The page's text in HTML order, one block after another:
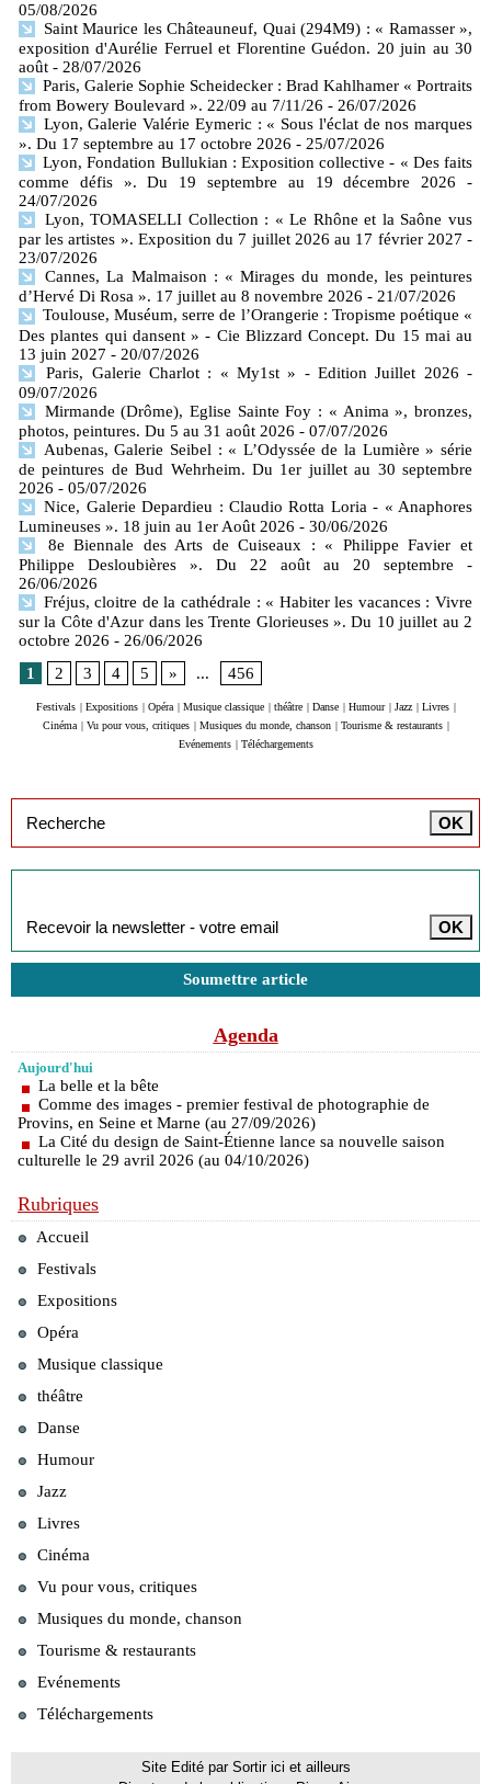
05/08/2026
Saint Maurice les Châteauneuf, Quai (294M9) : « Ramasser »,
exposition d'Aurélie Ferruel et Florentine Guédon. 20 juin au 30
août - 28/07/2026
Paris, Galerie Sophie Scheidecker : Brad Kahlhamer « Portraits
from Bowery Boulevard ». 22/09 au 7/11/26 - 26/07/2026
Lyon, Galerie Valérie Eymeric : « Sous l'éclat de nos marques
». Du 17 septembre au 17 octobre 2026 - 25/07/2026
Lyon, Fondation Bullukian : Exposition collective - « Des faits
comme défis ». Du 19 septembre au 19 décembre 2026
-
24/07/2026
Lyon, TOMASELLI Collection : « Le Rhône et la Saône vus
par les artistes ». Exposition du 7 juillet 2026 au 17 février 2027 -
23/07/2026
Cannes, La Malmaison : « Mirages du monde, les peintures
d’Hervé Di Rosa ». 17 juillet au 8 novembre 2026 - 21/07/2026
Toulouse, Muséum, serre de l’Orangerie : Tropisme poétique «
Des plantes qui dansent » - Cie Blizzard Concept. Du 15 mai au
13 juin 2027 - 20/07/2026
Paris, Galerie Charlot : « My1st » - Edition Juillet 2026 -
09/07/2026
Mirmande (Drôme), Eglise Sainte Foy : « Anima », bronzes,
photos, peintures. Du 5 au 31 août 2026 - 07/07/2026
Aubenas, Galerie Seibel : « L’Odyssée de la Lumière » série
de peintures de Bud Wehrheim. Du 1er juillet au 30 septembre
2026 - 05/07/2026
Nice, Galerie Depardieu : Claudio Rotta Loria - « Anaphores
Lumineuses ». 18 juin au 1er Août 2026 - 30/06/2026
8e Biennale des Arts de Cuiseaux : « Philippe Favier et
Philippe Desloubières ». Du 22 août au 20 septembre
-
26/06/2026
Fréjus, cloitre de la cathédrale : « Habiter les vacances : Vivre
sur la Côte d'Azur dans les Trente Glorieuses ». Du 10 juillet au 2
octobre 2026 - 26/06/2026
1
2 3 4 5 » ... 456
Festivals | Expositions | Opéra | Musique classique | théâtre | Danse | Humour | Jazz | Livres |
Cinéma | Vu pour vous, critiques | Musiques du monde, chanson | Tourisme & restaurants |
Evénements | Téléchargements
Soumettre article
Agenda
Aujourd'hui
La belle et la bête
Comme des images - premier festival de photographie de
Provins, en Seine et Marne (au 27/09/2026)
La Cité du design de Saint-Étienne lance sa nouvelle saison
culturelle le 29 avril 2026 (au 04/10/2026)
Rubriques
Accueil
Festivals
Expositions
Opéra
Musique classique
théâtre
Danse
Humour
Jazz
Livres
Cinéma
Vu pour vous, critiques
Musiques du monde, chanson
Tourisme & restaurants
Evénements
Téléchargements
Site Edité par Sortir ici et ailleurs